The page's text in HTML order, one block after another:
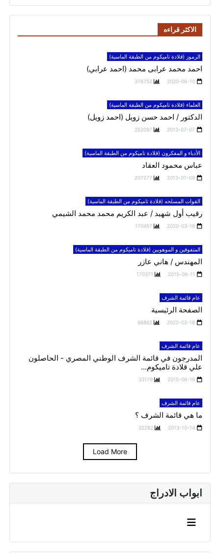
ابواب الادراج
الاكثر قراءه
الرموز (قلادة تاميكوم من الطبقة الماسية)
احمد محمد عرابى محمد (احمد عرابي)
2020-06-10
376752
العلماء (قلادة تاميكوم من الطبقة الماسية)
الدكتور / احمد حسن زويل (احمد زويل)
2013-07-07
252097
الأدباء و المفكرون (قلادة تاميكوم من الطبقة الماسية)
عباس محمود العقاد
2013-07-09
207277
القوات المسلحه (قلادة تاميكوم من الطبقة الماسية)
رقيب أول شهيد / عبد الكريم محمد محمد الشيمي
2020-03-16
170457
المتفوقين و الموهوبين (قلادة تاميكوم من الطبقة الماسية)
المهندس / هاني عازر
2015-06-11
170371
عام قائمة الشرف
الصفحة الرئيسية
2022-02-18
66862
عام قائمة الشرف
المدرجون في قائمة الشرف الوطني المصري - الحاصلون
علي قلادة تاميكوم...
2015-06-19
33179
عام قائمة الشرف
ما هي قائمة الشرف ؟
2013-10-14
32282
Load More